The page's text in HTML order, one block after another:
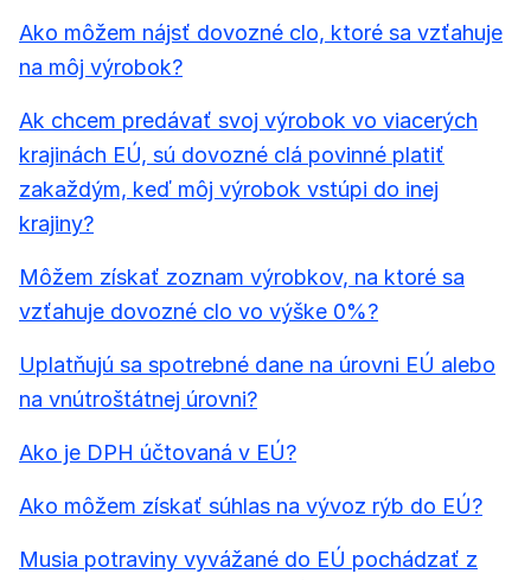
Ako môžem nájsť dovozné clo, ktoré sa vzťahuje
na môj výrobok?
Ak chcem predávať svoj výrobok vo viacerých
krajinách EÚ, sú dovozné clá povinné platiť
zakaždým, keď môj výrobok vstúpi do inej
krajiny?
Môžem získať zoznam výrobkov, na ktoré sa
vzťahuje dovozné clo vo výške 0%?
Uplatňujú sa spotrebné dane na úrovni EÚ alebo
na vnútroštátnej úrovni?
Ako je DPH účtovaná v EÚ?
Ako môžem získať súhlas na vývoz rýb do EÚ?
Musia potraviny vyvážané do EÚ pochádzať z